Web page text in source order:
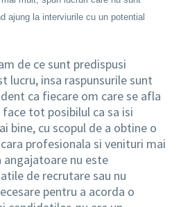
ajung la interviurile cu un potential
de ce sunt predispusi
lucru, insa raspunsurile sunt
ca fiecare om care se afla
tot posibilul ca sa isi
bine, cu scopul de a obtine o
profesionala si venituri mai
angajatoare nu este
de recrutare sau nu
pentru a acorda o